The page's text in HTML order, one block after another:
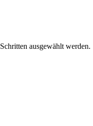
ausgewählt werden.